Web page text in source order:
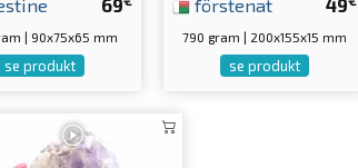
| 90x75x65 mm
se produkt
790 gram | 200x155x15 mm
se produkt